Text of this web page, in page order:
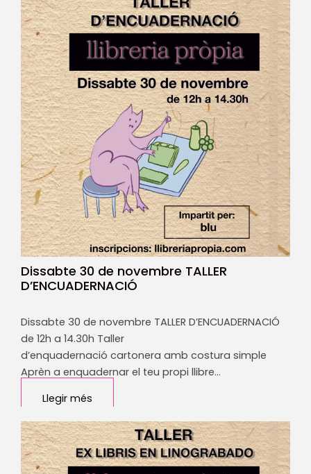
Dissabte 30 de novembre TALLER
D’ENCUADERNACIÓ
Dissabte 30 de novembre TALLER D’ENCUADERNACIÓ
de 12h a 14.30h Taller
d’enquadernació cartonera amb costura simple
Aprèn a enquadernar el teu propi llibre…
Llegir més